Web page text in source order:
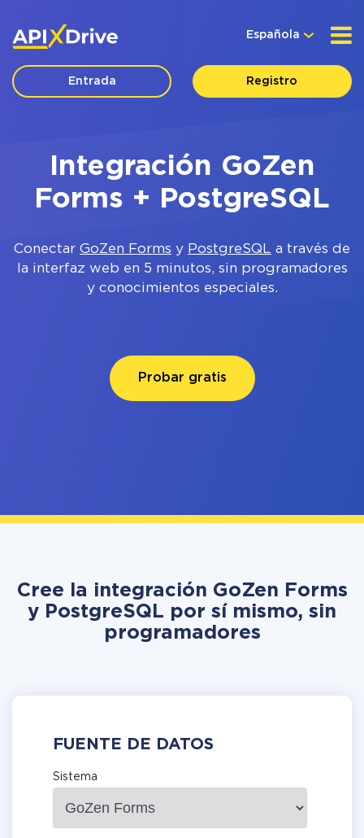
Española
Entrada Registro
Integración GoZen
Forms + PostgreSQL
Conectar GoZen Forms y PostgreSQL a través de
la interfaz web en 5 minutos, sin programadores
y conocimientos especiales.
Probar gratis
Cree la integración GoZen Forms
y PostgreSQL por sí mismo, sin
programadores
FUENTE DE DATOS
Sistema